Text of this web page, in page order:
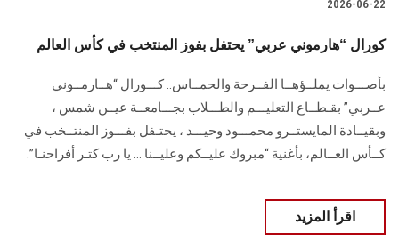
2026-06-22
كورال “هارموني عربي” يحتفل بفوز المنتخب في كأس العالم
بأصـــوات يملــؤهــا الفــرحة والحمــاس.. كـــورال “هــارمــوني
عــربي” بقـطــاع التعليـــم والطـــلاب بجـــامعــة عيــن شمس ،
وبقيــادة المايستــرو محمـــود وحيـــد ، يحتـفل بفـــوز المنتــخب في
كــأس العــالم، بأغنية “مبروك عليــكم وعليــنا … يا رب كتـر أفراحنـا”.
اقرأ المزيد